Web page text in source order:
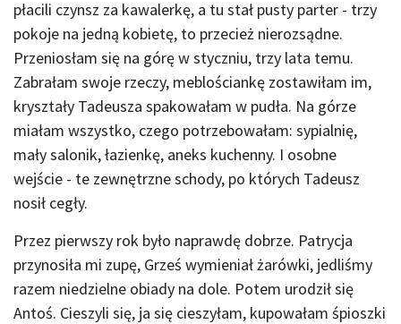
płacili czynsz za kawalerkę, a tu stał pusty parter - trzy
pokoje na jedną kobietę, to przecież nierozsądne.
Przeniosłam się na górę w styczniu, trzy lata temu.
Zabrałam swoje rzeczy, meblościankę zostawiłam im,
kryształy Tadeusza spakowałam w pudła. Na górze
miałam wszystko, czego potrzebowałam: sypialnię,
mały salonik, łazienkę, aneks kuchenny. I osobne
wejście - te zewnętrzne schody, po których Tadeusz
nosił cegły.
Przez pierwszy rok było naprawdę dobrze. Patrycja
przynosiła mi zupę, Grześ wymieniał żarówki, jedliśmy
razem niedzielne obiady na dole. Potem urodził się
Antoś. Cieszyli się, ja się cieszyłam, kupowałam śpioszki